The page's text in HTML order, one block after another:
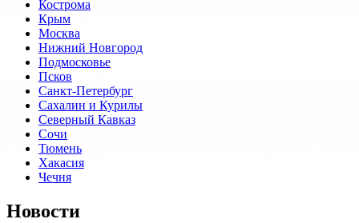
Кострома
Крым
Москва
Нижний Новгород
Подмосковье
Псков
Санкт-Петербург
Сахалин и Курилы
Северный Кавказ
Сочи
Тюмень
Хакасия
Чечня
Новости